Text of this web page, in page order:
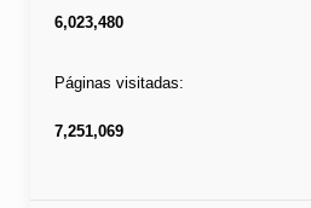
6,023,480
Páginas visitadas:
7,251,069